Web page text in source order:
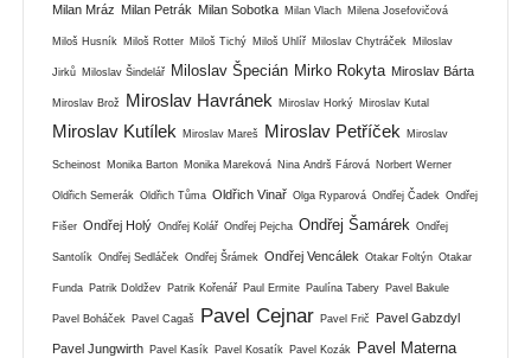
Milan Mráz Milan Petrák Milan Sobotka Milan Vlach Milena Josefovičová
Miloš Husník Miloš Rotter Miloš Tichý Miloš Uhlíř Miloslav Chytráček Miloslav
Jirků Miloslav Šindelář Miloslav Špecián Mirko Rokyta Miroslav Bárta
Miroslav Brož Miroslav Havránek Miroslav Horký Miroslav Kutal
Miroslav Kutílek Miroslav Mareš Miroslav Petříček Miroslav
Scheinost Monika Barton Monika Mareková Nina Andrš Fárová Norbert Werner
Oldřich Semerák Oldřich Tůma Oldřich Vinař Olga Ryparová Ondřej Čadek Ondřej
Fišer Ondřej Holý Ondřej Kolář Ondřej Pejcha Ondřej Šamárek Ondřej
Santolík Ondřej Sedláček Ondřej Šrámek Ondřej Vencálek Otakar Foltýn Otakar
Funda Patrik Doldžev Patrik Kořenář Paul Ermite Paulína Tabery Pavel Bakule
Pavel Boháček Pavel Cagaš Pavel Cejnar Pavel Frič Pavel Gabzdyl
Pavel Jungwirth Pavel Kasík Pavel Kosatík Pavel Kozák Pavel Materna